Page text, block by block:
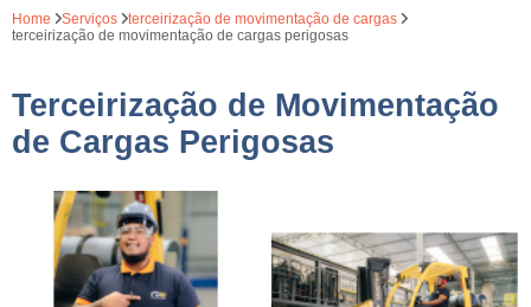
Home Serviços
terceirização de movimentação de cargas
terceirização de movimentação de cargas perigosas
Terceirização de Movimentação
de Cargas Perigosas